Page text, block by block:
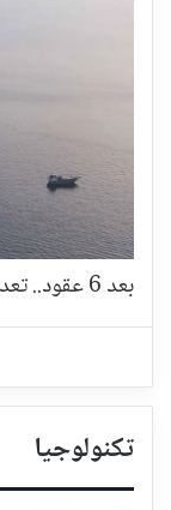
بعد 6 عقود.. تعديل مسارات الملاحة في مضيق هرمز
تكنولوجيا